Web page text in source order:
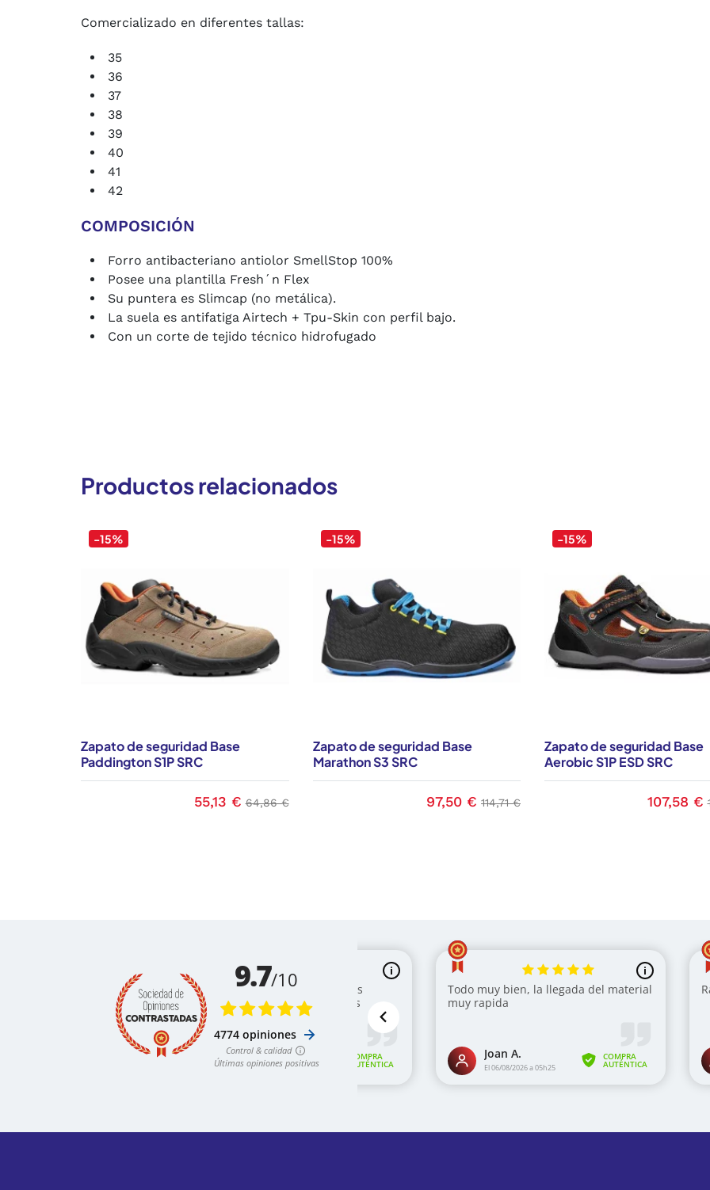
Comercializado en diferentes tallas:
35
36
37
38
39
40
41
42
COMPOSICIÓN
Forro antibacteriano antiolor SmellStop 100%
Posee una plantilla Fresh´n Flex
Su puntera es Slimcap (no metálica).
La suela es antifatiga Airtech + Tpu-Skin con perfil bajo.
Con un corte de tejido técnico hidrofugado
Productos relacionados
Zapato de seguridad Base
Paddington S1P SRC
-15%
Precio
55,13 € Precio base
64,86 €
Zapato de seguridad Base
Marathon S3 SRC
-15%
Precio
97,50 € Precio base
114,71 €
Zapato de seguridad Base
Aerobic S1P ESD SRC
-15%
Precio
107,58 €